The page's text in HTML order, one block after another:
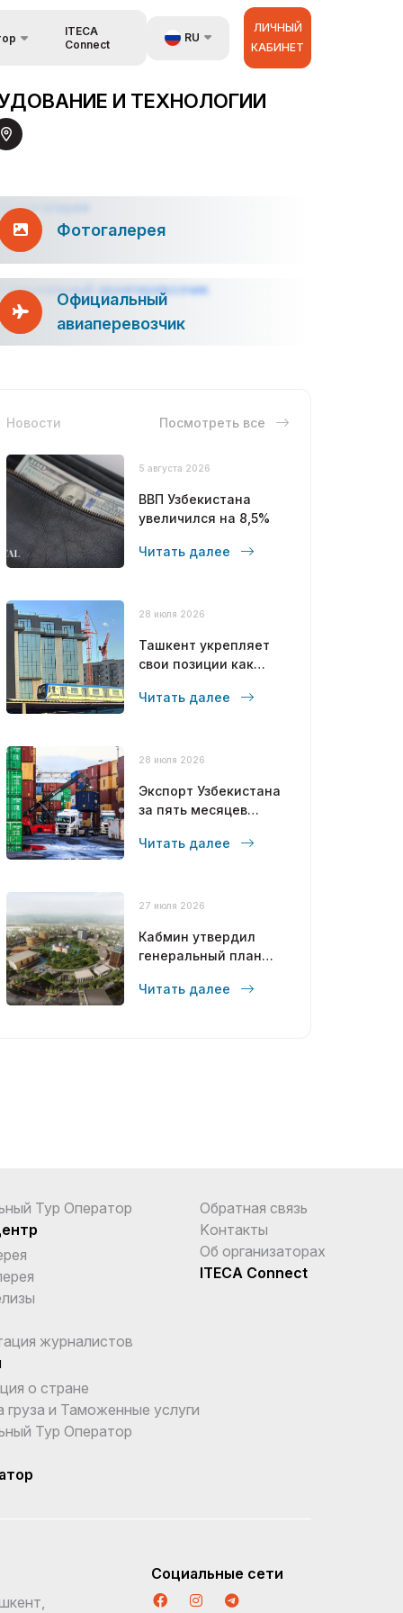
ITECA
Connect
RU
EN
ЛИЧНЫЙ
КАБИНЕТ
И ТЕХНОЛОГИИ
Фотогалерея
Официальный
авиаперевозчик
Новости Посмотреть все
5 августа 2026
ВВП Узбекистана
увеличился на 8,5%
Читать далее
28 июля 2026
Ташкент укрепляет
свои позиции как
мегаполис
Читать далее
28 июля 2026
Экспорт Узбекистана
за пять месяцев
долларов
Читать далее
27 июля 2026
Кабмин утвердил
генеральный план
2043 года
Читать далее
Тур Оператор
журналистов
о стране
груза и Таможенные услуги
Тур Оператор
Обратная связь
Kонтакты
Об организаторах
ITECA Connect
Социальные сети